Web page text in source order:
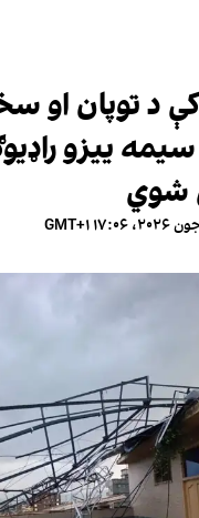
د توپان او
ییزو
شوي